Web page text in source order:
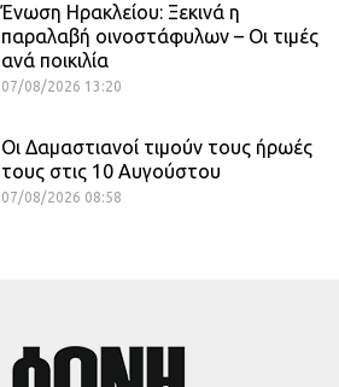
Ένωση Ηρακλείου: Ξεκινά η
παραλαβή οινοστάφυλων – Οι τιμές
ανά ποικιλία
07/08/2026 13:20
Οι Δαμαστιανοί τιμούν τους ήρωές
τους στις 10 Αυγούστου
07/08/2026 08:58